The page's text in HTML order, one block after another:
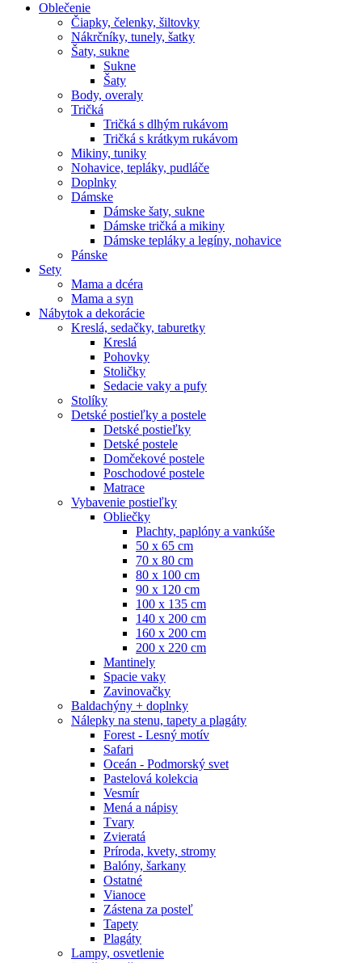
Oblečenie
Čiapky, čelenky, šiltovky
Nákrčníky, tunely, šatky
Šaty, sukne
Sukne
Šaty
Body, overaly
Tričká
Tričká s dlhým rukávom
Tričká s krátkym rukávom
Mikiny, tuniky
Nohavice, tepláky, pudláče
Doplnky
Dámske
Dámske šaty, sukne
Dámske tričká a mikiny
Dámske tepláky a legíny, nohavice
Pánske
Sety
Mama a dcéra
Mama a syn
Nábytok a dekorácie
Kreslá, sedačky, taburetky
Kreslá
Pohovky
Stoličky
Sedacie vaky a pufy
Stolíky
Detské postieľky a postele
Detské postieľky
Detské postele
Domčekové postele
Poschodové postele
Matrace
Vybavenie postieľky
Obliečky
Plachty, paplóny a vankúše
50 x 65 cm
70 x 80 cm
80 x 100 cm
90 x 120 cm
100 x 135 cm
140 x 200 cm
160 x 200 cm
200 x 220 cm
Mantinely
Spacie vaky
Zavinovačky
Baldachýny + doplnky
Nálepky na stenu, tapety a plagáty
Forest - Lesný motív
Safari
Oceán - Podmorský svet
Pastelová kolekcia
Vesmír
Mená a nápisy
Tvary
Zvieratá
Príroda, kvety, stromy
Balóny, šarkany
Ostatné
Vianoce
Zástena za posteľ
Tapety
Plagáty
Lampy, osvetlenie